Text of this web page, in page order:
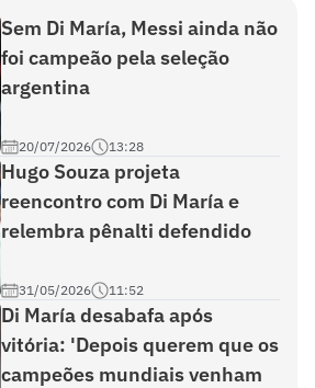
Sem Di María, Messi ainda não
foi campeão pela seleção
argentina
20/07/2026 13:28
Hugo Souza projeta
reencontro com Di María e
relembra pênalti defendido
31/05/2026 11:52
Di María desabafa após
vitória: 'Depois querem que os
campeões mundiais venham